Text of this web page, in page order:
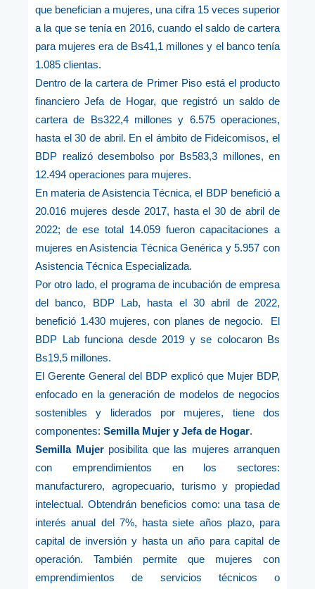
que benefician a mujeres, una cifra 15 veces superior
a la que se tenía en 2016, cuando el saldo de cartera
para mujeres era de Bs41,1 millones y el banco tenía
1.085 clientas.
Dentro de la cartera de Primer Piso está el producto
financiero Jefa de Hogar, que registró un saldo de
cartera de Bs322,4 millones y 6.575 operaciones,
hasta el 30 de abril. En el ámbito de Fideicomisos, el
BDP realizó desembolso por Bs583,3 millones, en
12.494 operaciones para mujeres.
En materia de Asistencia Técnica, el BDP benefició a
20.016 mujeres desde 2017, hasta el 30 de abril de
2022; de ese total 14.059 fueron capacitaciones a
mujeres en Asistencia Técnica Genérica y 5.957 con
Asistencia Técnica Especializada.
Por otro lado, el programa de incubación de empresa
del banco, BDP Lab, hasta el 30 abril de 2022,
benefició 1.430 mujeres, con planes de negocio. El
BDP Lab funciona desde 2019 y se colocaron Bs
Bs19,5 millones.
El Gerente General del BDP explicó que Mujer BDP,
enfocado en la generación de modelos de negocios
sostenibles y liderados por mujeres, tiene dos
componentes: Semilla Mujer y Jefa de Hogar.
Semilla Mujerposibilita que las mujeres arranquen
con emprendimientos en los sectores:
manufacturero, agropecuario, turismo y propiedad
intelectual. Obtendrán beneficios como: una tasa de
interés anual del 7%, hasta siete años plazo, para
capital de inversión y hasta un año para capital de
operación. También permite que mujeres con
emprendimientos de servicios técnicos o